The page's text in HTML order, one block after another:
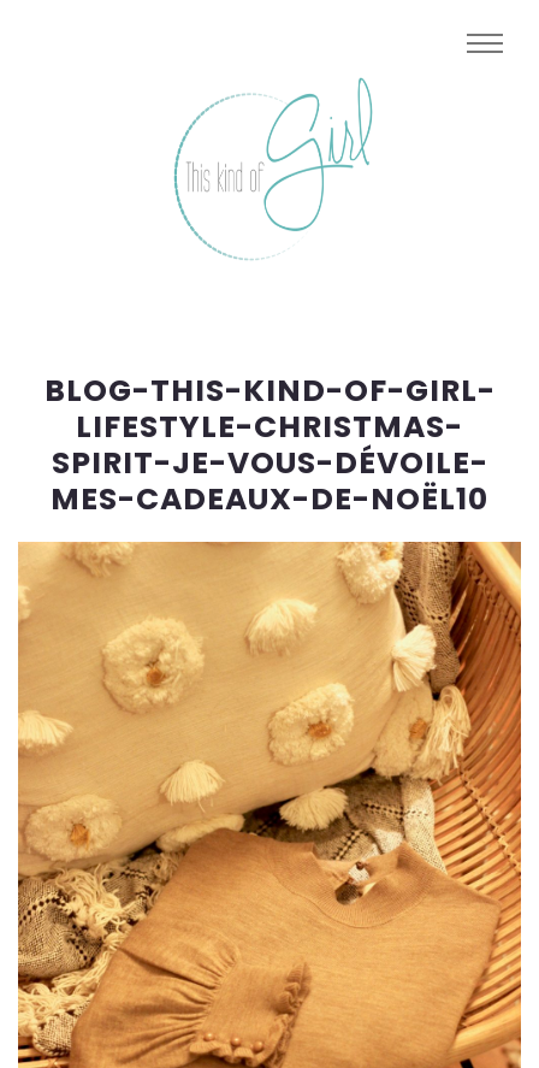
BLOG-THIS-KIND-OF-GIRL-
LIFESTYLE-CHRISTMAS-
SPIRIT-JE-VOUS-DÉVOILE-
MES-CADEAUX-DE-NOËL10